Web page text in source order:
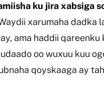
ku jira xabsiga
xarumaha dadka
ama haddii
oo wuxuu kuu
qoyskaaga ay